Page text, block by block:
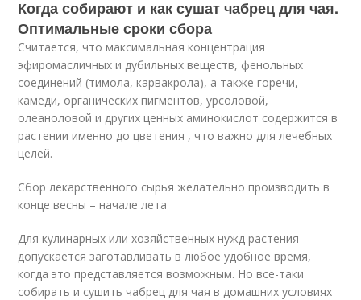
Когда собирают и как сушат чабрец для чая.
Оптимальные сроки сбора
Считается, что максимальная концентрация
эфиромасличных и дубильных веществ, фенольных
соединений (тимола, карвакрола), а также горечи,
камеди, органических пигментов, урсоловой,
олеаноловой и других ценных аминокислот содержится в
растении именно до цветения , что важно для лечебных
целей.
Сбор лекарственного сырья желательно производить в
конце весны – начале лета
Для кулинарных или хозяйственных нужд растения
допускается заготавливать в любое удобное время,
когда это представляется возможным. Но все-таки
собирать и сушить чабрец для чая в домашних условиях